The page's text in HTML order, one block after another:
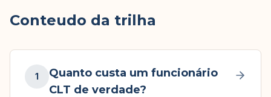
Conteudo da trilha
1
Quanto custa um funcionário
CLT de verdade?